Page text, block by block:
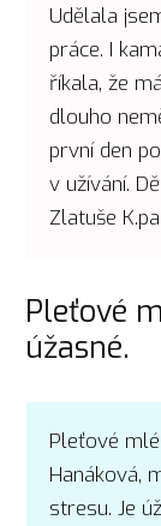
Udělala
práce. I
říkala, že
dlouho
první den
v užívání.
Zlatuše
Pleťové
úžasné.
Pleťové
Hanáková,
stresu. Je